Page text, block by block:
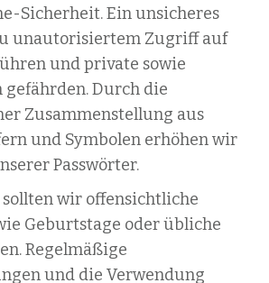
Sicherheit. Ein unsicheres
unautorisiertem Zugriff auf
und private sowie
gefährden. Durch die
Zusammenstellung aus
und Symbolen erhöhen wir
Passwörter.
wir offensichtliche
Geburtstage oder übliche
Regelmäßige
und die Verwendung